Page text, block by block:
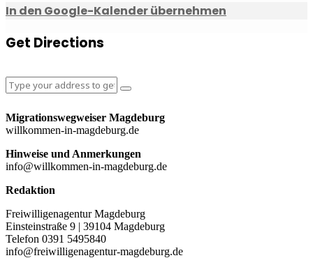
In den Google-Kalender übernehmen
Get Directions
Migrationswegweiser Magdeburg
willkommen-in-magdeburg.de
Hinweise und Anmerkungen
info@willkommen-in-magdeburg.de
Redaktion
Freiwilligenagentur Magdeburg
Einsteinstraße 9 | 39104 Magdeburg
Telefon 0391 5495840
info@freiwilligenagentur-magdeburg.de